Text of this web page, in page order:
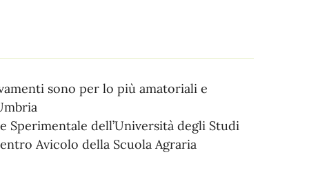
sono per lo più amatoriali e
Sperimentale dell’Università degli Studi
Avicolo della Scuola Agraria